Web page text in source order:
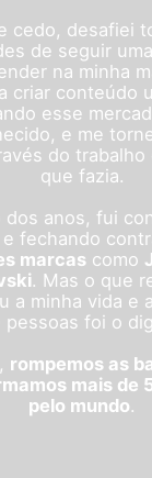
cedo, desafiei
de seguir
na minha
criar conteúdo
esse
e me
do
que fazia.
dos anos, fui
fechando
marcas como
. Mas o que
a minha vida e
pessoas foi o
rompemos as
mais de
pelo mundo.